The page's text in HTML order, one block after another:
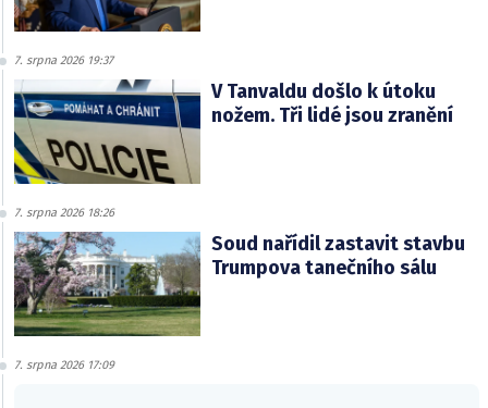
7. srpna 2026 19:37
V Tanvaldu došlo k útoku
nožem. Tři lidé jsou zranění
7. srpna 2026 18:26
Soud nařídil zastavit stavbu
Trumpova tanečního sálu
7. srpna 2026 17:09